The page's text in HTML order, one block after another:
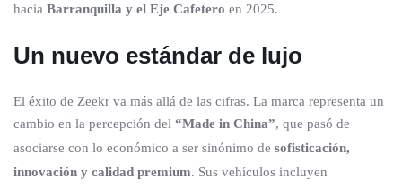
hacia Barranquilla y el Eje Cafetero en 2025.
Un nuevo estándar de lujo
El éxito de Zeekr va más allá de las cifras. La marca representa un
cambio en la percepción del “Made in China”, que pasó de
asociarse con lo económico a ser sinónimo de sofisticación,
innovación y calidad premium. Sus vehículos incluyen